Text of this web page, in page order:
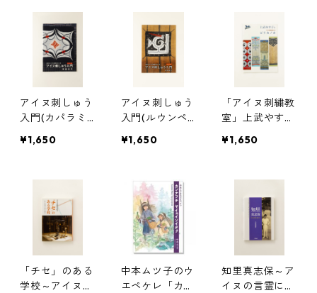
アイヌ刺しゅう
入門(カパラミ
¥1,650
アイヌ刺しゅう
入門(ルウンペ
¥1,650
「アイヌ刺繍教
室」上武やす子
¥1,650
「チセ」のある
学校～アイヌ文
中本ムツ子のウ
エペケレ「カン
知里真志保～ア
イヌの言霊に導